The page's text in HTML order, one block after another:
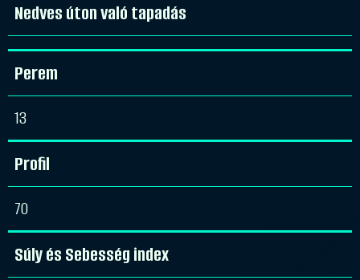
Nedves úton való tapadás
Perem
13
Profil
70
Súly és Sebesség index